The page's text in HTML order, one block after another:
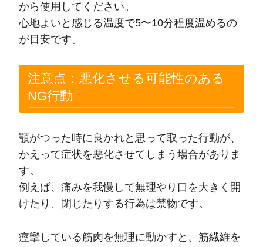
から使用してください。
心地よいと感じる温度で5〜10分程度温めるの
が目安です。
注意点：悪化させる可能性のある
NG行動
顎がつった時に良かれと思って取った行動が、
かえって症状を悪化させてしまう場合がありま
す。
例えば、痛みを我慢して無理やり口を大きく開
けたり、閉じたりする行為は禁物です。
痙攣している筋肉を無理に動かすと、筋繊維を